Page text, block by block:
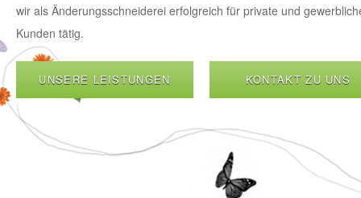
wir als Änderungsschneiderei erfolgreich für private und
Kunden tätig.
UNSERE LEISTUNGEN KONTAKT ZU UNS